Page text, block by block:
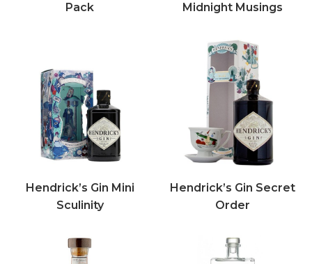
Pack
Midnight Musings
Hendrick’s Gin Mini
Sculinity
Hendrick’s Gin Secret
Order